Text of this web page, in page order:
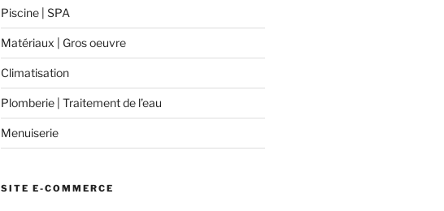
Piscine | SPA
Matériaux | Gros oeuvre
Climatisation
Plomberie | Traitement de l’eau
Menuiserie
SITE E-COMMERCE